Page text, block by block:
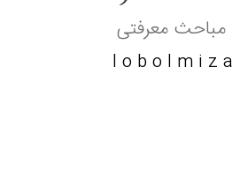
معرفتی